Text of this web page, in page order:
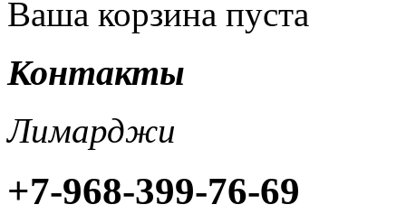
Ваша корзина пуста
Контакты
Лимарджи
+7-968-399-76-69